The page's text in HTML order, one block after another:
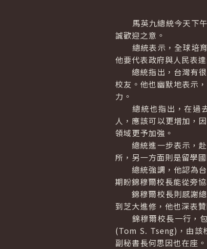
馬英九總統今天下午
誠歡迎之意。
總統表示，全球培育
他要代表政府與人民表
總統指出，台灣有很
校友。他也幽默地表示
力。
總統也指出，在過去
人，應該可以更增加，
領域更予加強。
總統進一步表示，赴
所，另一方面則是留學
總統強調，他認為台
期盼錦穆爾校長能從旁
錦穆爾校長則感謝總
到芝大進修，他也深表
錦穆爾校長一行，包
(Tom S. Tseng)，由該
副秘書長何思因也在座。